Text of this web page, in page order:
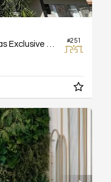
#251
Apartamento no Edifício San Blas Exclusive Home